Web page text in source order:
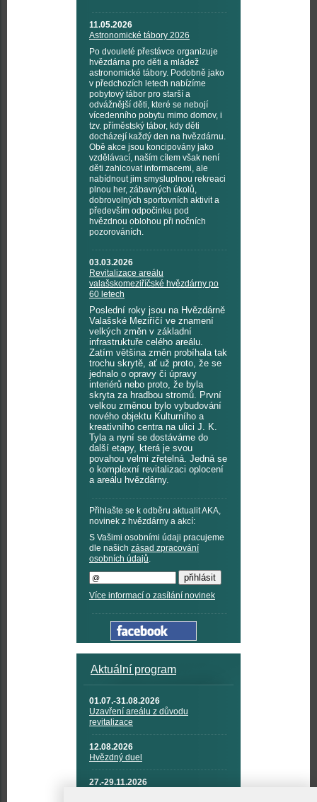
11.05.2026
Astronomické tábory 2026
Po dvouleté přestávce organizuje
hvězdárna pro děti a mládež
astronomické tábory. Podobně jako
v předchozích letech nabízíme
pobytový tábor pro starší a
odvážnější děti, které se nebojí
vícedenního pobytu mimo domov, i
tzv. příměstský tábor, kdy děti
docházejí každý den na hvězdárnu.
Obě akce jsou koncipovány jako
vzdělávací, naším cílem však není
děti zahlcovat informacemi, ale
nabídnout jim smysluplnou rekreaci
plnou her, zábavných úkolů,
dobrovolných sportovních aktivit a
především odpočinku pod
hvězdnou oblohou při nočních
pozorováních.
03.03.2026
Revitalizace areálu
valašskomeziříčské hvězdárny po
60 letech
Poslední roky jsou na Hvězdárně
Valašské Meziříčí ve znamení
velkých změn v základní
infrastruktuře celého areálu.
Zatím většina změn probíhala tak
trochu skrytě, ať už proto, že se
jednalo o opravy či úpravy
interiérů nebo proto, že byla
skryta za hradbou stromů. První
velkou změnou bylo vybudování
nového objektu Kulturního a
kreativního centra na ulici J. K.
Tyla a nyní se dostáváme do
další etapy, která je svou
povahou velmi zřetelná. Jedná se
o komplexní revitalizaci oplocení
a areálu hvězdárny.
Přihlašte se k odběru aktualit AKA,
novinek z hvězdárny a akcí:
S Vašimi osobními údaji pracujeme
dle našich zásad zpracování
osobních údajů.
Více informací o zasílání novinek
Aktuální program
01.07.-31.08.2026
Uzavření areálu z důvodu
revitalizace
12.08.2026
Hvězdný duel
27.-29.11.2026